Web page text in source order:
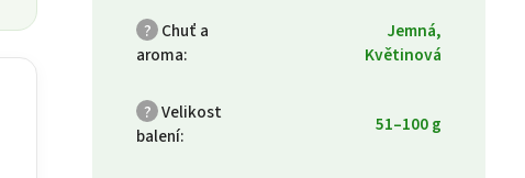
? Chuť a
aroma:
Jemná,
Květinová
? Velikost
balení: 51–100 g